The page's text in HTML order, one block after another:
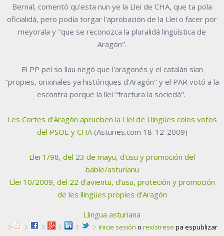
Bernal, comentó qu'esta nun ye la Llei de CHA, que ta pola
oficialidá, pero podía torgar l'aprobación de la Llei o facer por
meyorala y "que se reconozca la pluralidá lingüística de
Aragón".
El PP pel so llau negó que l'aragonés y el catalán sían
"propies, orixinales ya históriques d'Aragón" y el PAR votó a la
escontra porque la llei "fractura la sociedá".
Les Cortes d’Aragón aprueben la Llei de Llingües colos votos
del PSOE y CHA(Asturies.com 18-12-2009)
Llei 1/98, del 23 de mayu, d'usu y promoción del
bable/asturianu
Llei 10/2009, del 22 d'avientu, d'usu, proteción y promoción
de les llingües propies d'Aragón
Llingua asturiana
Inicie sesión o rexístrese pa espublizar